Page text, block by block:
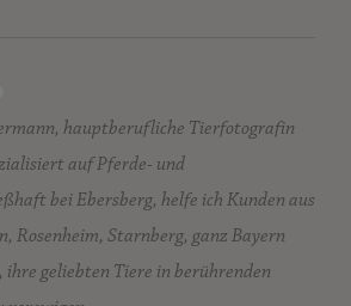
hauptberufliche Tierfotografin
auf Pferde- und
bei Ebersberg, helfe ich Kunden aus
Rosenheim, Starnberg, ganz Bayern
ihre geliebten Tiere in berührenden